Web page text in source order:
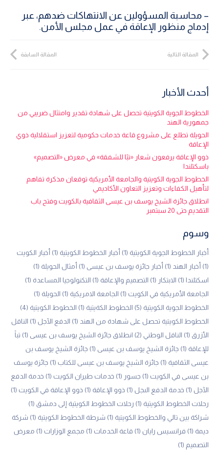
– محاسبة المسؤولين عن الانتهاكات ضدهم، عبر
إدماج منظور الإعاقة في عمل مجلس الأمن.
المقالة السابقة المقالة التالية
أحدث الأخبار
الخطوط الجوية الكويتية تحصل على شهادة تقدير وامتثال ضريبي من
جمهورية الهند
الحويلة تطلع على مشروع قاعة خدمات حكومية لتعزيز استقلالية ذوي
الإعاقة
ذوو الإعاقة يرفعون شعار «تبًا للشفقة» في معرض «التصميم»
باسكتلندا
الخطوط الجوية الكويتية والجامعة الأمريكية توقعان مذكرة تفاهم
لتأهيل الكفاءات وتعزيز التعاون الأكاديمي
انطلاق جائزة الشيخ يوسف بن عيسى الثقافية بالكويت وفتح باب
التقديم حتى 20 سبتمبر
وسوم
أخبار الخطوط الجوية الكويتية (1) أخبار الخطوط الكويتية (1)
أخبار الكويت
(1)
أخبار الهند (1) أخبار جائزة يوسف بن عيسى (1) أمثال الحويلة (1)
اسكتلندا (1) الابتكار (1) التصميم والإعاقة (1) التكنولوجيا المساعدة (1)
الجامعة الأمريكية في الكويت (1) الجامعة الامريكية (1) الحويلة (1)
الخطوط الجوية الكويتية (5) الخطوط الكةيتية (1) الخطوط الكويتية (4)
الخطوط الكويتية تحصل على شهادة من الهند (1) الدفع الآجل (1)
الناقل
الأزرق (1) الناقل الوطني (2) انطلاق جائزة الشيخ يوسف بن عيسى (1)
تباً
للإعاقة (1) جائزة الشيخ يوسف بن عيسى (1)
جائزة الشيخ يوسف بن
عيسى الثقافية (1) جائزة الشيخ يوسف بن عيسى للكتاب (1)
جائزة يوسف
بن عيسى في الكويت (1) جسور (1) خدمات طيران الكويت (1)
خدمة الدفع
الآجل (1) خدمة الدفع الىجل (1) ذوو الإعاقة (1) ذوو الإعاقة في الكويت (1)
رحلات الخطوط الكويتية (1) رحلات الخطوط الكويتية إلى دمشق (1)
شراكة بين تالي والخطوط الكويتية (1) شرطة الخطوط الكويتية (1)
شركة
ديمة (1) فرانسيس رايان (1) قاعة الخدمات (1) مجمع الوزارات (1)
معرض
التصميم (1)